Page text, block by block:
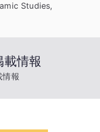
Studies,
情報
報